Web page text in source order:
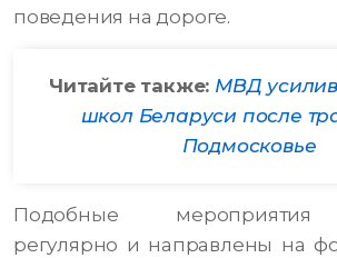
поведения на дороге.
Читайте также: МВД
школ Беларуси после
Подмосковье
Подобные мероприятия
регулярно и направлены на